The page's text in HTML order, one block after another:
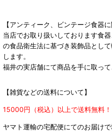
【アンティーク、ビンテージ食器に
当店でお取り扱いしております食
の食品衛生法に基づき装飾品とし
します。
福井の実店舗にて商品を手に取って
【雑貨などの送料について】
15000円（税込）以上で送料無料
ヤマト運輸の宅配便にてのお届けで